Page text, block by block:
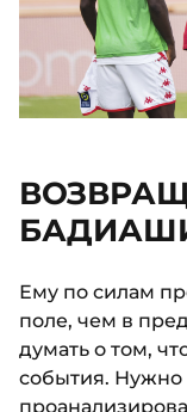
Ему по силам
поле, чем в
думать о том,
события. Нужно